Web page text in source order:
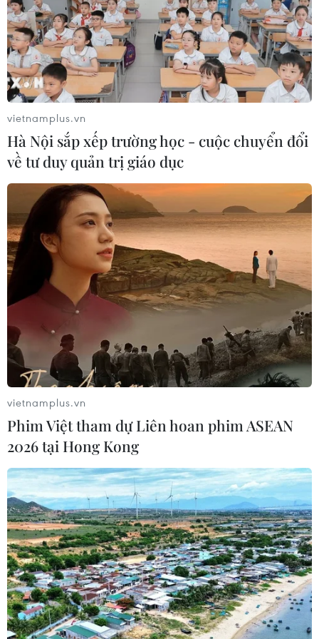
HLV Kim Sang-sik: 'Tuyển Việt Nam
hướng tới chiến thắng để giữ ngôi
đầu bảng'
Chủ tịch Liên đoàn Bóng đá thế giới
chịu sức ép chưa từng có
06/08/2026 04:12
Futsal Việt Nam bất bại sau trận hòa
khó tin trước chủ nhà Thái Lan
06/08/2026 02:38
Khai mạc Vòng loại môn Bóng rổ Đại
hội Thể thao sinh viên toàn quốc
năm 2026
05/08/2026 11:57
Toàn cảnh ASEAN Cup: Thái
Lan "thắng như chẻ tre", thách thức
tuyển Việt Nam
05/08/2026 07:15
Nhận định Philippines vs
Thái Lan: Madam Pang treo thưởng
tiền tỷ, "Voi chiến" quyết thắng
04/08/2026 09:19
vietnamplus.vn
Hà Nội sắp xếp trường học - cuộc chuyển đổi
về tư duy quản trị giáo dục
vietnamplus.vn
Phim Việt tham dự Liên hoan phim ASEAN
2026 tại Hong Kong